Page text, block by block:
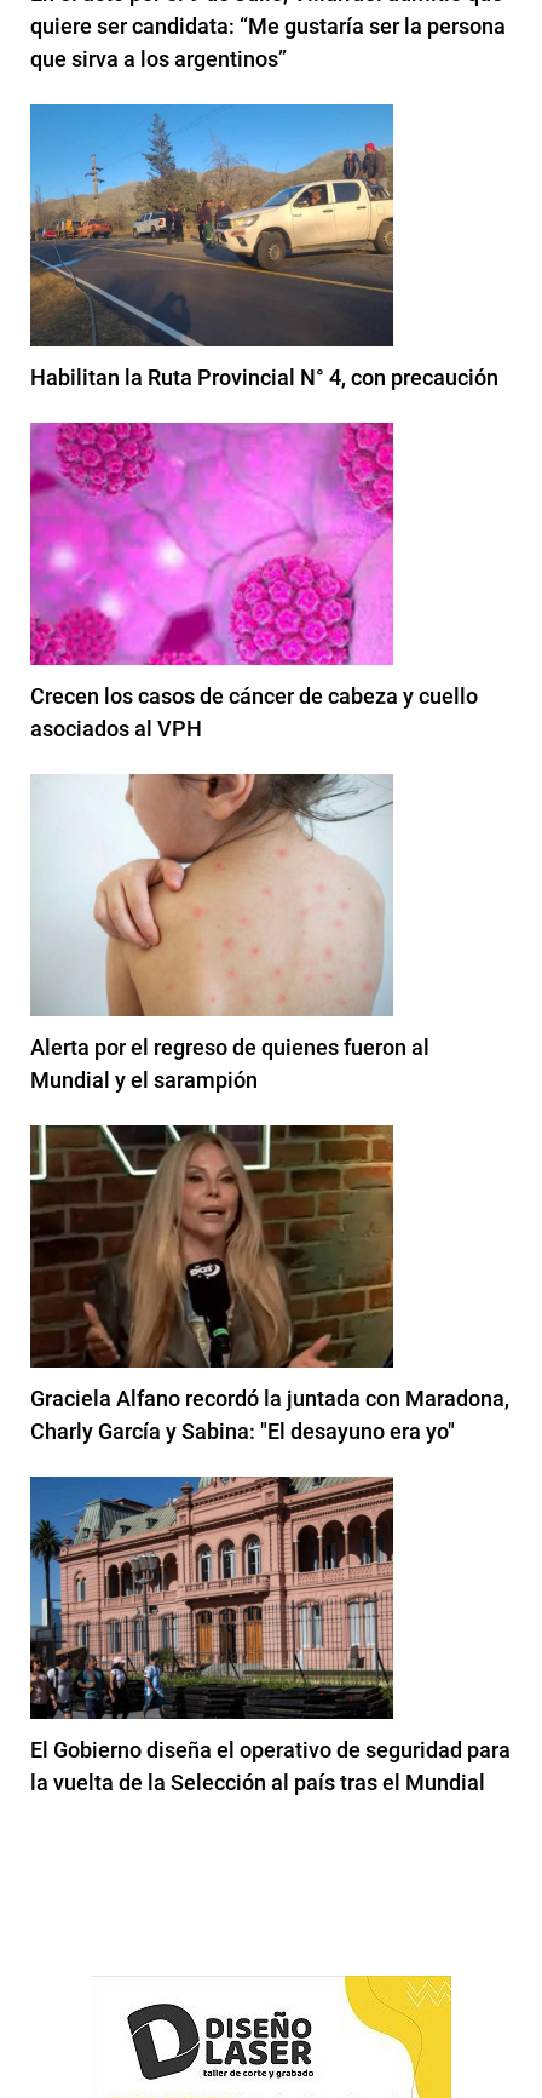
quiere ser candidata: “Me gustaría ser la persona
que sirva a los argentinos”
Habilitan la Ruta Provincial N° 4, con precaución
Crecen los casos de cáncer de cabeza y cuello
asociados al VPH
Alerta por el regreso de quienes fueron al
Mundial y el sarampión
Graciela Alfano recordó la juntada con Maradona,
Charly García y Sabina: "El desayuno era yo"
El Gobierno diseña el operativo de seguridad para
la vuelta de la Selección al país tras el Mundial